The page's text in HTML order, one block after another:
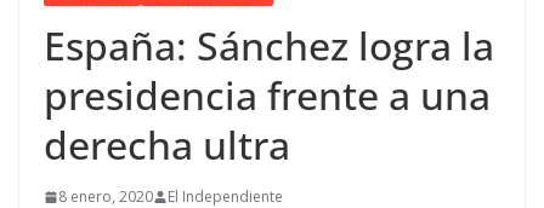
España: Sánchez logra la
presidencia frente a una
derecha ultra
8 enero, 2020 El Independiente